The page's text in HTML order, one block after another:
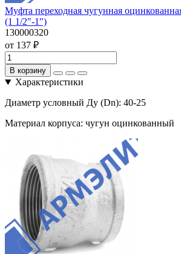
Муфта переходная чугунная
(1 1/2"-1")
130000320
от 137 ₽
В корзину
Характеристики
Диаметр условный Ду (Dn): 40-25
Материал корпуса: чугун оцинкованный